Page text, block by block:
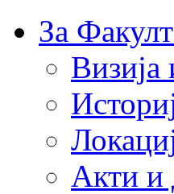
За
Визија
Акти и